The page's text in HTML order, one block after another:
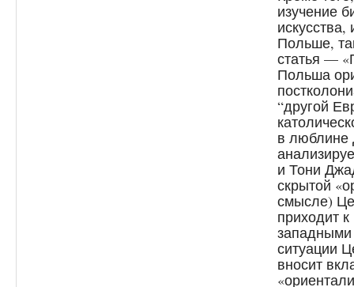
изучение
искусства,
Польше,
статья —
Польша
“другой
в люблине
и Тони
скрытой
смысле)
приходит
западными
ситуации
вносит